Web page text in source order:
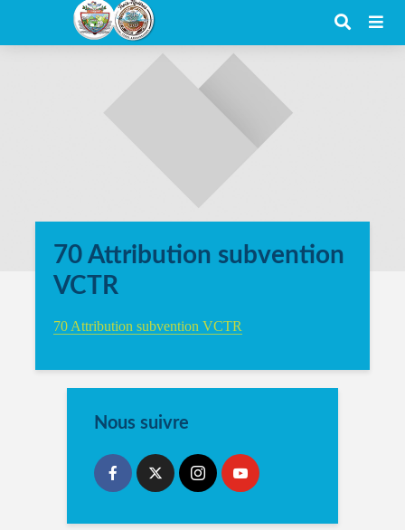
70 Attribution subvention
VCTR
70 Attribution subvention VCTR
Nous suivre